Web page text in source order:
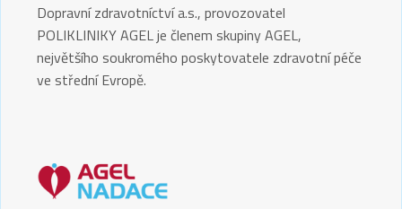
Dopravní zdravotníctví a.s., provozovatel
POLIKLINIKY AGEL je členem skupiny AGEL,
největšího soukromého poskytovatele zdravotní péče
ve střední Evropě.